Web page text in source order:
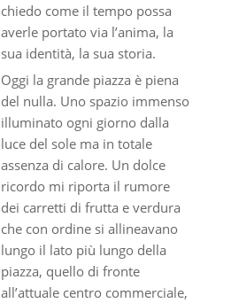
chiedo come il tempo possa
averle portato via l’anima, la
sua identità, la sua storia.
Oggi la grande piazza è piena
del nulla. Uno spazio immenso
illuminato ogni giorno dalla
luce del sole ma in totale
assenza di calore. Un dolce
ricordo mi riporta il rumore
dei carretti di frutta e verdura
che con ordine si allineavano
lungo il lato più lungo della
piazza, quello di fronte
all’attuale centro commerciale,